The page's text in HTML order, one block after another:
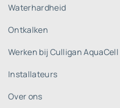
Waterhardheid
Ontkalken
Werken bij Culligan AquaCell
Installateurs
Over ons